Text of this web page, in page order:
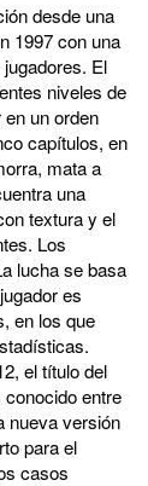
desde una
1997 con una
El
niveles de
un orden
capítulos, en
mata a
una
textura y el
Los
lucha se basa
es
en los que
el título del
entre
nueva versión
para el
casos